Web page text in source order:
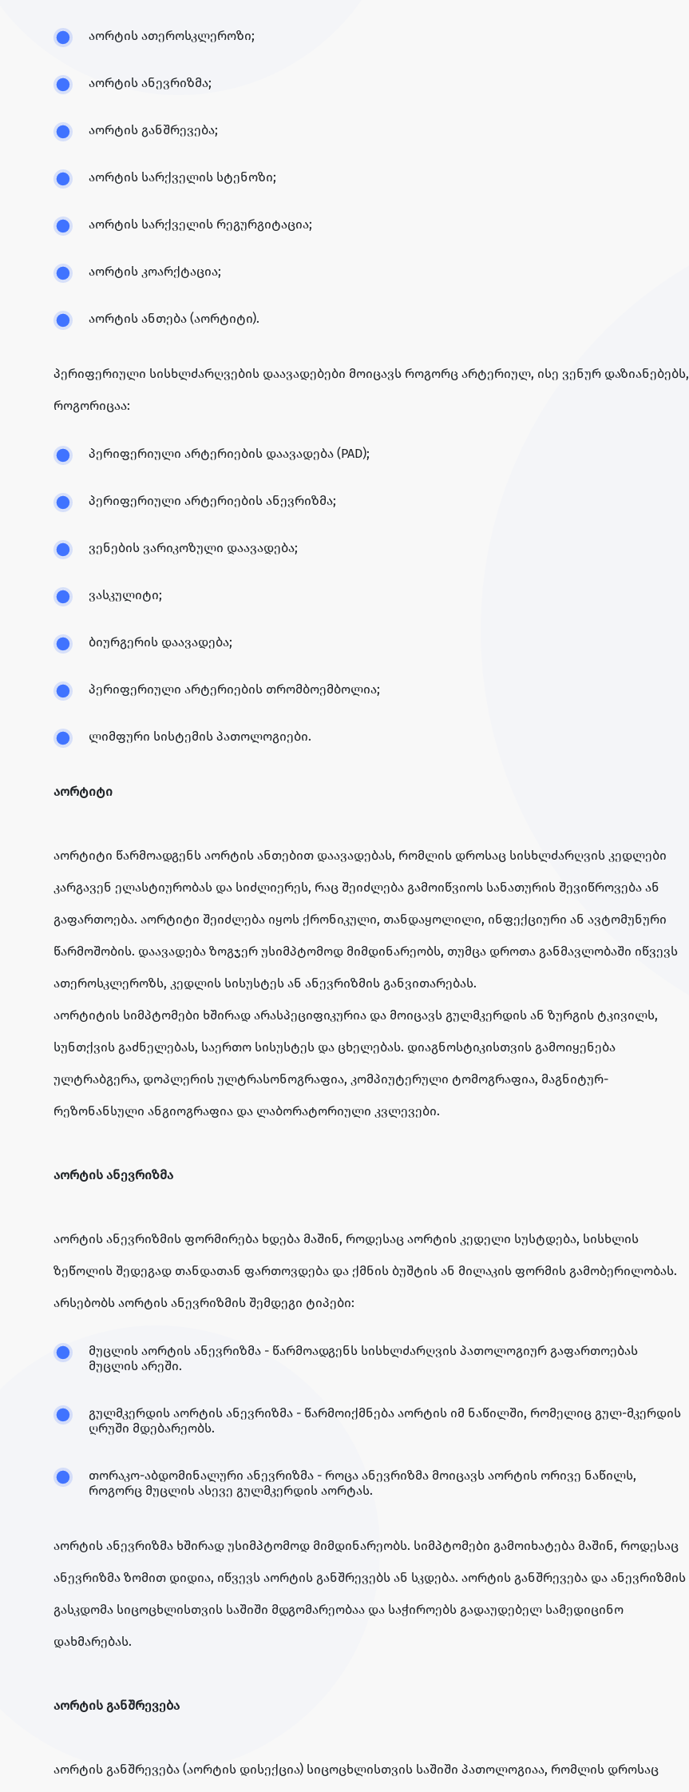
აორტის ათეროსკლეროზი;
აორტის ანევრიზმა;
აორტის განშრევება;
აორტის სარქველის სტენოზი;
აორტის სარქველის რეგურგიტაცია;
აორტის კოარქტაცია;
აორტის ანთება (აორტიტი).
პერიფერიული სისხლძარღვების დაავადებები მოიცავს როგორც არტერიულ, ისე ვენურ დაზიანებებს,
როგორიცაა:
პერიფერიული არტერიების დაავადება (PAD);
პერიფერიული არტერიების ანევრიზმა;
ვენების ვარიკოზული დაავადება;
ვასკულიტი;
ბიურგერის დაავადება;
პერიფერიული არტერიების თრომბოემბოლია;
ლიმფური სისტემის პათოლოგიები.
აორტიტი
აორტიტი წარმოადგენს აორტის ანთებით დაავადებას, რომლის დროსაც სისხლძარღვის კედლები
კარგავენ ელასტიურობას და სიძლიერეს, რაც შეიძლება გამოიწვიოს სანათურის შევიწროვება ან
გაფართოება. აორტიტი შეიძლება იყოს ქრონიკული, თანდაყოლილი, ინფექციური ან ავტომუნური
წარმოშობის. დაავადება ზოგჯერ უსიმპტომოდ მიმდინარეობს, თუმცა დროთა განმავლობაში იწვევს
ათეროსკლეროზს, კედლის სისუსტეს ან ანევრიზმის განვითარებას.
აორტიტის სიმპტომები ხშირად არასპეციფიკურია და მოიცავს გულმკერდის ან ზურგის ტკივილს,
სუნთქვის გაძნელებას, საერთო სისუსტეს და ცხელებას. დიაგნოსტიკისთვის გამოიყენება
ულტრაბგერა, დოპლერის ულტრასონოგრაფია, კომპიუტერული ტომოგრაფია, მაგნიტურ-
რეზონანსული ანგიოგრაფია და ლაბორატორიული კვლევები.
აორტის ანევრიზმა
აორტის ანევრიზმის ფორმირება ხდება მაშინ, როდესაც აორტის კედელი სუსტდება, სისხლის
ზეწოლის შედეგად თანდათან ფართოვდება და ქმნის ბუშტის ან მილაკის ფორმის გამობერილობას.
არსებობს აორტის ანევრიზმის შემდეგი ტიპები:
მუცლის აორტის ანევრიზმა - წარმოადგენს სისხლძარღვის პათოლოგიურ გაფართოებას
მუცლის არეში.
გულმკერდის აორტის ანევრიზმა - წარმოიქმნება აორტის იმ ნაწილში, რომელიც გულ-მკერდის
ღრუში მდებარეობს.
თორაკო-აბდომინალური ანევრიზმა - როცა ანევრიზმა მოიცავს აორტის ორივე ნაწილს,
როგორც მუცლის ასევე გულმკერდის აორტას.
აორტის ანევრიზმა ხშირად უსიმპტომოდ მიმდინარეობს. სიმპტომები გამოიხატება მაშინ, როდესაც
ანევრიზმა ზომით დიდია, იწვევს აორტის განშრევებს ან სკდება. აორტის განშრევება და ანევრიზმის
გასკდომა სიცოცხლისთვის საშიში მდგომარეობაა და საჭიროებს გადაუდებელ სამედიცინო
დახმარებას.
აორტის განშრევება
აორტის განშრევება (აორტის დისექცია) სიცოცხლისთვის საშიში პათოლოგიაა, რომლის დროსაც